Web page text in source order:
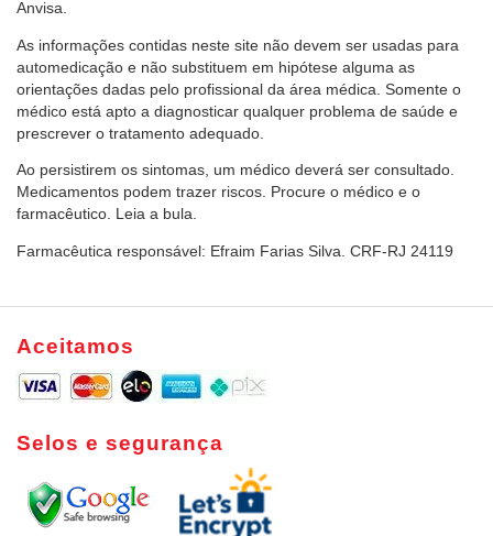
Anvisa.
As informações contidas neste site não devem ser usadas para
automedicação e não substituem em hipótese alguma as
orientações dadas pelo profissional da área médica. Somente o
médico está apto a diagnosticar qualquer problema de saúde e
prescrever o tratamento adequado.
Ao persistirem os sintomas, um médico deverá ser consultado.
Medicamentos podem trazer riscos. Procure o médico e o
farmacêutico. Leia a bula.
Farmacêutica responsável: Efraim Farias Silva. CRF-RJ 24119
Aceitamos
Selos e segurança